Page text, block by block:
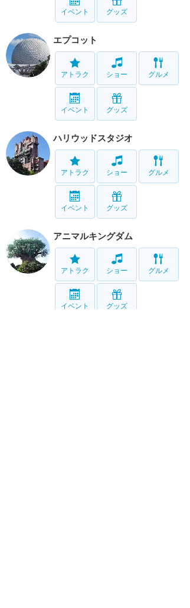
イベント グッズ
エプコット
アトラク ショー グルメ
イベント グッズ
ハリウッドスタジオ
アトラク ショー グルメ
イベント グッズ
アニマルキングダム
アトラク ショー グルメ
イベント グッズ